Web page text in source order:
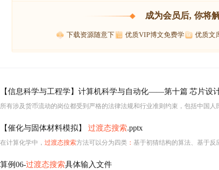
成为会员后, 你将
下载资源随意下 优质VIP博文免费学 优质文
【信息科学与工程学】计算机科学与自动化——第十篇 芯片设
【催化与固体材料模拟】 过渡态搜索.pptx
在计算化学中， 过渡态搜索方法可以分为四类 ： 基于初猜结构的算法、基于反应物与产
算例06-过渡态搜索具体输入文件